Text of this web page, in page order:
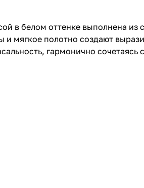
в белом оттенке выполнена
мягкое полотно создают
гармонично